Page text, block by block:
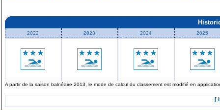
2022 2023 2024 2025
A partir de la saison balnéaire 2013, le mode de calcul du classement est modifié en
[